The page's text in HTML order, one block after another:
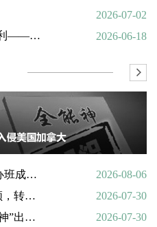
2026-07-02
深挖亚历山德罗·阿米卡雷利——一个邪教组织的国际帮凶
2026-06-18
浙江义乌走读式关爱教育办班成功转化9名“全能神”“全范围教会”等邪教人员
2026-08-06
我妈妈是“全能神”地区带领，转化情况好转
2026-07-30
真的是激动，我把信“全能神”出走的老婆找了回来
2026-07-30